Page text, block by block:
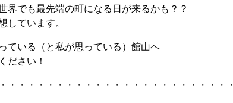
界でも最先端の町になる日が来るかも？？
しています。
ている（と私が思っている）館山へ
ださい！
・・・・・・・・・・・・・・・・・・・・・・・・